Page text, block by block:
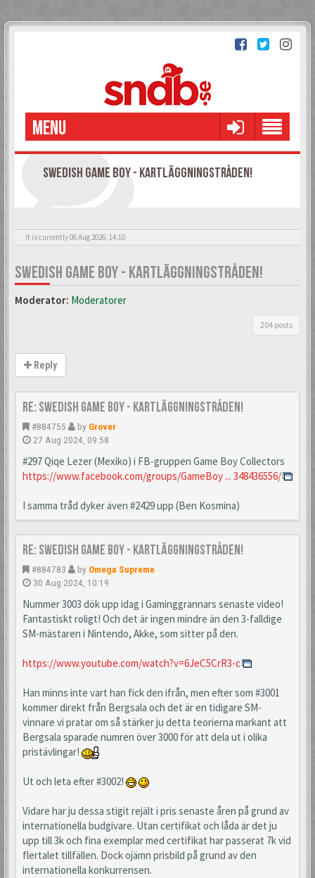
MENU
SWEDISH GAME BOY - KARTLÄGGNINGSTRÅDEN!
It is currently 06 Aug 2026, 14:10
SWEDISH GAME BOY - KARTLÄGGNINGSTRÅDEN!
Moderator: Moderatorer
204 posts
Reply
Re: Swedish Game Boy - Kartläggningstråden!
#884755 by Grover
27 Aug 2024, 09:58
#297 Qiqe Lezer (Mexiko) i FB-gruppen Game Boy Collectors
https://www.facebook.com/groups/GameBoy ... 348436556/
I samma tråd dyker även #2429 upp (Ben Kosmina)
Re: Swedish Game Boy - Kartläggningstråden!
#884783 by Omega Supreme
30 Aug 2024, 10:19
Nummer 3003 dök upp idag i Gaminggrannars senaste video!
Fantastiskt roligt! Och det är ingen mindre än den 3-falldige
SM-mästaren i Nintendo, Akke, som sitter på den.
https://www.youtube.com/watch?v=6JeC5CrR3-c
Han minns inte vart han fick den ifrån, men efter som #3001
kommer direkt från Bergsala och det är en tidigare SM-
vinnare vi pratar om så stärker ju detta teorierna markant att
Bergsala sparade numren över 3000 för att dela ut i olika
pristävlingar!
Ut och leta efter #3002!
Vidare har ju dessa stigit rejält i pris senaste åren på grund av
internationella budgivare. Utan certifikat och låda är det ju
upp till 3k och fina exemplar med certifikat har passerat 7k vid
flertalet tillfällen. Dock ojämn prisbild på grund av den
internationella konkurrensen.